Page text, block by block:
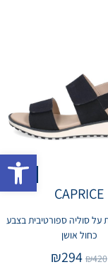
-30%
CAPRICE
על סוליה ספורטיבית בצבע
כחול אושן
₪420
₪294